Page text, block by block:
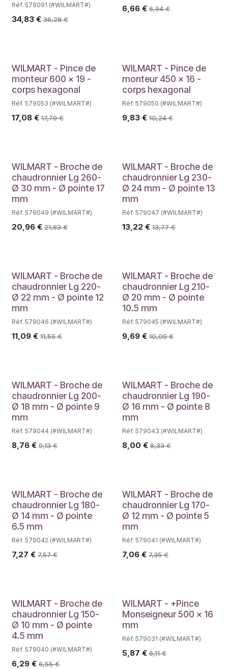
Réf. 579091 (#WILMART#)
34,83 € 36,28€
6,66€ 6,94€
WILMART - Pince de
monteur 600 x 19 -
corps hexagonal
Réf. 579053 (#WILMART#)
17,08 € 17,79€
WILMART - Pince de
monteur 450 x 16 -
corps hexagonal
Réf. 579050 (#WILMART#)
9,83€ 10,24€
WILMART - Broche de
chaudronnier Lg 260-
Ø 30 mm - Ø pointe 17
mm
Réf. 579049 (#WILMART#)
20,96 € 21,83€
WILMART - Broche de
chaudronnier Lg 230-
Ø 24 mm - Ø pointe 13
mm
Réf. 579047 (#WILMART#)
13,22 € 13,77€
WILMART - Broche de
chaudronnier Lg 220-
Ø 22 mm - Ø pointe 12
mm
Réf. 579046 (#WILMART#)
11,09 € 11,55€
WILMART - Broche de
chaudronnier Lg 210-
Ø 20 mm - Ø pointe
10.5 mm
Réf. 579045 (#WILMART#)
9,69€ 10,09€
WILMART - Broche de
chaudronnier Lg 200-
Ø 18 mm - Ø pointe 9
mm
Réf. 579044 (#WILMART#)
8,76 € 9,13€
WILMART - Broche de
chaudronnier Lg 190-
Ø 16 mm - Ø pointe 8
mm
Réf. 579043 (#WILMART#)
8,00 € 8,33€
WILMART - Broche de
chaudronnier Lg 180-
Ø 14 mm - Ø pointe
6.5 mm
Réf. 579042 (#WILMART#)
7,27 € 7,57€
WILMART - Broche de
chaudronnier Lg 170-
Ø 12 mm - Ø pointe 5
mm
Réf. 579041 (#WILMART#)
7,06€ 7,35€
WILMART - Broche de
chaudronnier Lg 150-
Ø 10 mm - Ø pointe
4.5 mm
Réf. 579040 (#WILMART#)
6,29 € 6,55€
WILMART - +Pince
Monseigneur 500 x 16
mm
Réf. 579031 (#WILMART#)
5,87 € 6,11€